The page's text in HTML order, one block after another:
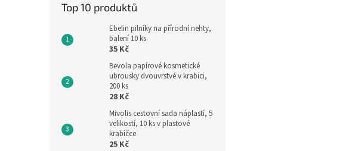
Top 10 produktů
Ebelin pilníky na přírodní nehty,
balení 10 ks
35 Kč
Bevola papírové kosmetické
ubrousky dvouvrstvé v krabici,
200 ks
28 Kč
Mivolis cestovní sada náplastí, 5
velikostí, 10 ks v plastové
krabičce
25 Kč